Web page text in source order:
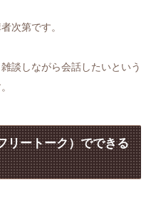
次第です。
談しながら会話したいという
リートーク）でできる